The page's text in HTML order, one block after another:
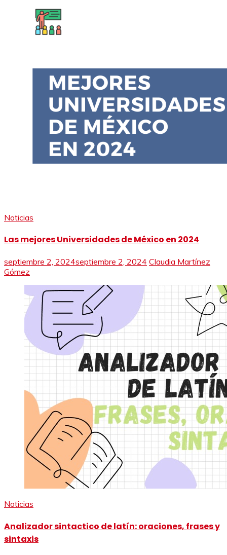
Noticias
Las mejores Universidades de México en 2024
septiembre 2, 2024septiembre 2, 2024 Claudia Martínez
Gómez
Noticias
Analizador sintactico de latín: oraciones, frases y
sintaxis